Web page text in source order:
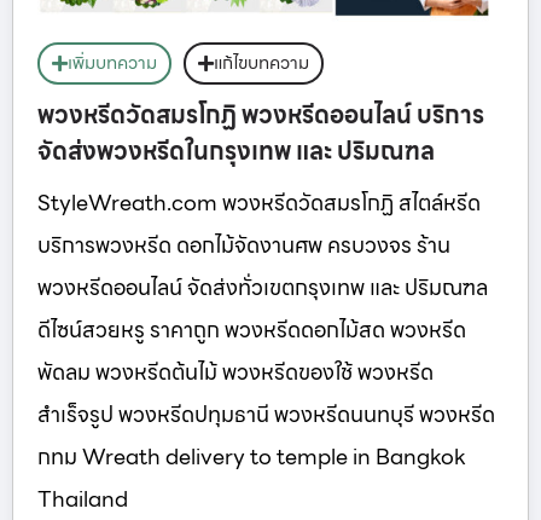
เพิ่มบทความ แก้ไขบทความ
พวงหรีดวัดสมรโกฏิ พวงหรีดออนไลน์ บริการ
จัดส่งพวงหรีดในกรุงเทพ และ ปริมณฑล
StyleWreath.com พวงหรีดวัดสมรโกฏิ สไตล์หรีด
บริการพวงหรีด ดอกไม้จัดงานศพ ครบวงจร ร้าน
พวงหรีดออนไลน์ จัดส่งทั่วเขตกรุงเทพ และ ปริมณฑล
ดีไซน์สวยหรู ราคาถูก พวงหรีดดอกไม้สด พวงหรีด
พัดลม พวงหรีดต้นไม้ พวงหรีดของใช้ พวงหรีด
สำเร็จรูป พวงหรีดปทุมธานี พวงหรีดนนทบุรี พวงหรีด
กทม Wreath delivery to temple in Bangkok
Thailand